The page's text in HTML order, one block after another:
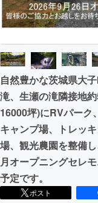
映像・映
CAMPFIRE
CAMPFIRE
自然豊かな茨城県大
滝、生瀬の滝隣接地
16000坪)にRVパーク
キャンプ場、トレッ
場、観光農園を整備
月オープニングセレ
予定です。
ポスト